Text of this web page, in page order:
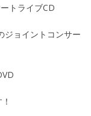
トライブCD
ジョイントコンサー